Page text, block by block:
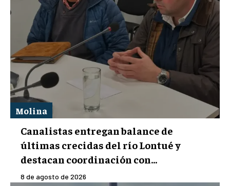
Molina
Canalistas entregan balance de
últimas crecidas del río Lontué y
destacan coordinación con...
8 de agosto de 2026